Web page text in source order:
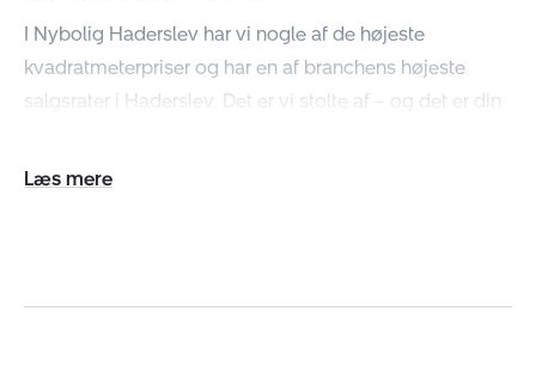
I Nybolig Haderslev har vi nogle af de højeste
kvadratmeterpriser og har en af branchens højeste
salgsrater i Haderslev. Det er vi stolte af – og det er din
resultat for dig.